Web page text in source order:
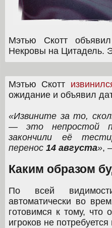
Мэтью Скотт
Некровы на Цитадель.
Мэтью Скотт
ожидание и объявил
«Извините за то,
— это непростой
закончили её
перенос 14 августа»,
Каким образом
По всей
автоматически во
готовимся к тому, что
игроков не